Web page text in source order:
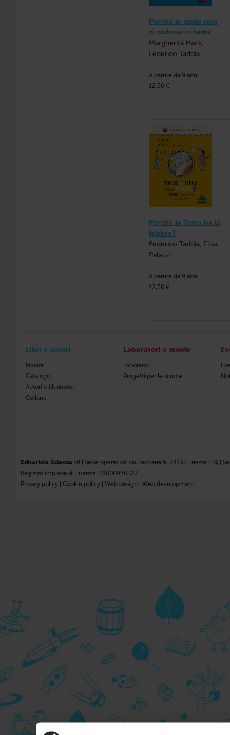
Perché le stelle non
ci cadono in testa
Margherita Hack,
Federico Taddia
A partire da 9 anni
12,50 €
Perché la Terra ha la
febbre?
Federico Taddia, Elisa
Palazzi
A partire da 9 anni
12,50 €
Libri e autori
Novità
Catalogo
Autori e illustratori
Collane
Laboratori e scuole
Laboratori
Progetti per le scuole
Editoriale Scienza Srl | Sede operativa: via Beccaria 6, 34133 Trieste (TS) |
Registro Imprese di Firenze: 01000950327
Privacy policy
Cookie policy Web design Web development